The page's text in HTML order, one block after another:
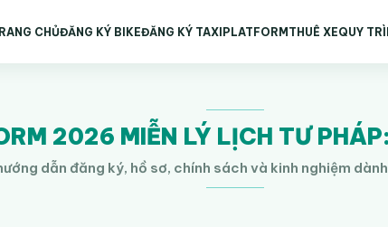
CHỦĐĂNG KÝ BIKEĐĂNG KÝ TAXIPLATFORMTHUÊ XEQUY
2026 MIỄN LÝ LỊCH TƯ
dẫn đăng ký, hồ sơ, chính sách và kinh nghiệm